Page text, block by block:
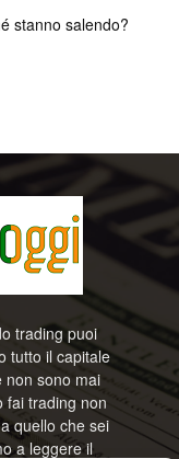
stanno salendo?
trading puoi
tutto il capitale
non sono mai
fai trading non
quello che sei
a leggere il